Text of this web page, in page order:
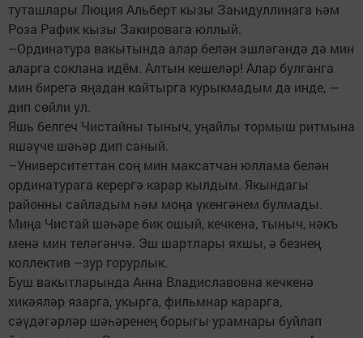
туташлары Люция Альберт кызы Заһидуллинага һәм
Роза Рафик кызы Закировага юллый.
–Ординатура вакытында алар белән эшләгәндә дә мин
аларга соклана идём. Алтын кешеләр! Алар булганга
мин бирегә яңадан кайтырга курыкмадым да инде, —
дип сөйли ул.
Яшь белгеч Чистайны тыныч, уңайлы тормыш ритмына
яшәүче шәһәр дип саный.
–Университеттан соң мин максатчан юллама белән
ординатурага керергә карар кылдым. Якындагы
районны сайладым һәм моңа үкенгәнем булмады.
Миңа Чистай шәһәре бик ошый, кечкенә, тыныч, нәкъ
менә мин теләгәнчә. Эш шартлары яхшы, ә безнең
коллектив –зур горурлык.
Буш вакытларында Анна Владиславовна кечкенә
хикәяләр язарга, укырга, фильмнар карарга,
сәүдәгәрләр шәһәренең борыгы урамнары буйлап